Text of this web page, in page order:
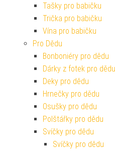
Tašky pro babičku
Trička pro babičku
Vína pro babičku
Pro Dědu
Bonboniéry pro dědu
Dárky z fotek pro dědu
Deky pro dědu
Hrnečky pro dědu
Osušky pro dědu
Polštářky pro dědu
Svíčky pro dědu
Svíčky pro dědu